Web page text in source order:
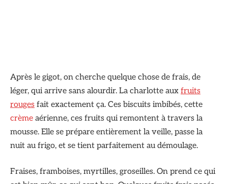
Après le gigot, on cherche quelque chose de frais, de
léger, qui arrive sans alourdir. La charlotte aux fruits
rouges fait exactement ça. Ces biscuits imbibés, cette
crème aérienne, ces fruits qui remontent à travers la
mousse. Elle se prépare entièrement la veille, passe la
nuit au frigo, et se tient parfaitement au démoulage.
Fraises, framboises, myrtilles, groseilles. On prend ce qui